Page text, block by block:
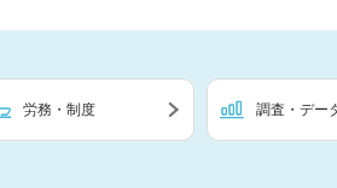
労務・制度 調査・デー